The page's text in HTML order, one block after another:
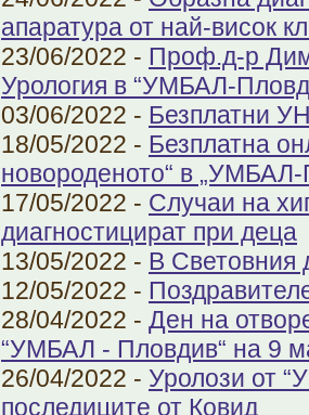
апаратура от най-висок
23/06/2022 - Проф.д-р
Урология в “УМБАЛ-
03/06/2022 - Безплатни
18/05/2022 - Безплатна
новороденото“ в „УМБАЛ-
17/05/2022 - Случаи на
диагностицират при деца
13/05/2022 - В Световния
12/05/2022 -
28/04/2022 - Ден на
“УМБАЛ - Пловдив“ на 9
26/04/2022 - Уролози от
последиците от Ковид